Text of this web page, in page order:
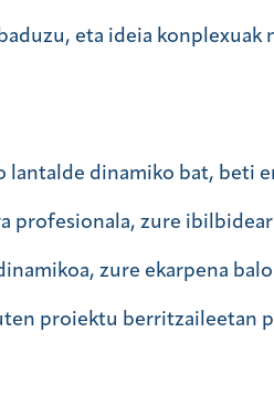
eta ideia konplexuak
lantalde dinamiko bat, beti
profesionala, zure
zure ekarpena
proiektu berritzaileetan